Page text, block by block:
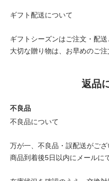
ギフト配送について
ギフトシーズンはご注文・配送
大切な贈り物は、お早めのご注
返品
不良品
不良品について
万が一、不良品・誤配送がござ
商品到着後5日以内にメールに